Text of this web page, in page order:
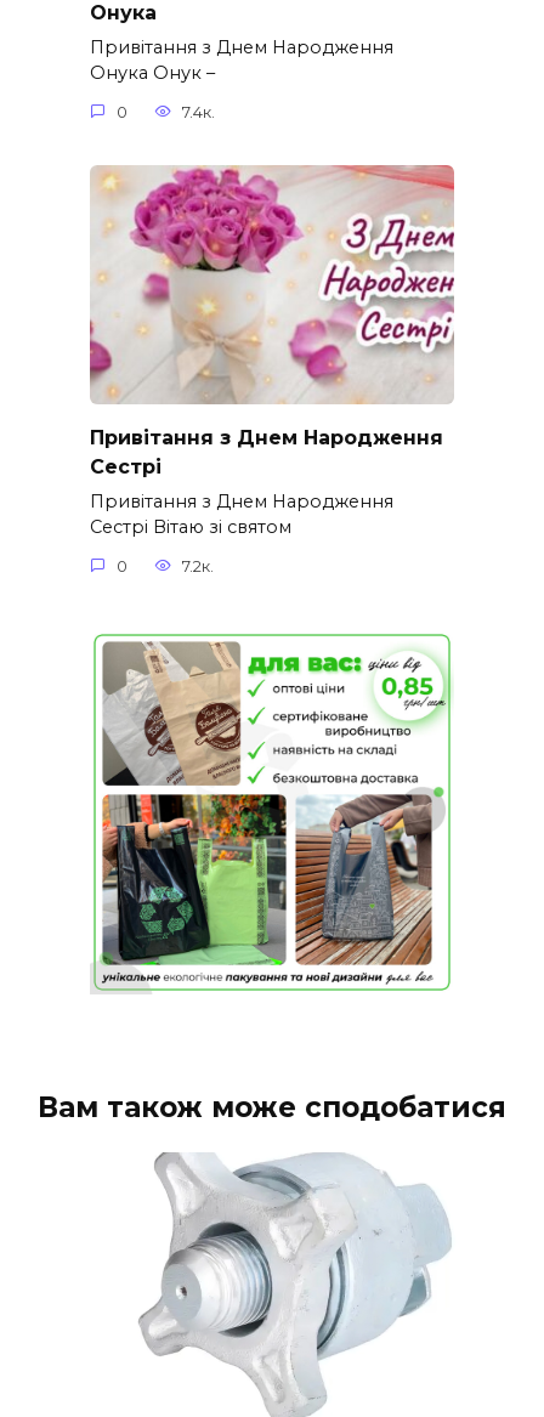
Онука
Привітання з Днем Народження
Онука Онук –
0 7.4к.
Привітання з Днем Народження
Сестрі
Привітання з Днем Народження
Сестрі Вітаю зі святом
0 7.2к.
Вам також може сподобатися